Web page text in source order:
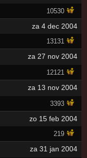
10530
za 4 dec 2004
13131
za 27 nov 2004
12121
za 13 nov 2004
3393
zo 15 feb 2004
219
za 31 jan 2004